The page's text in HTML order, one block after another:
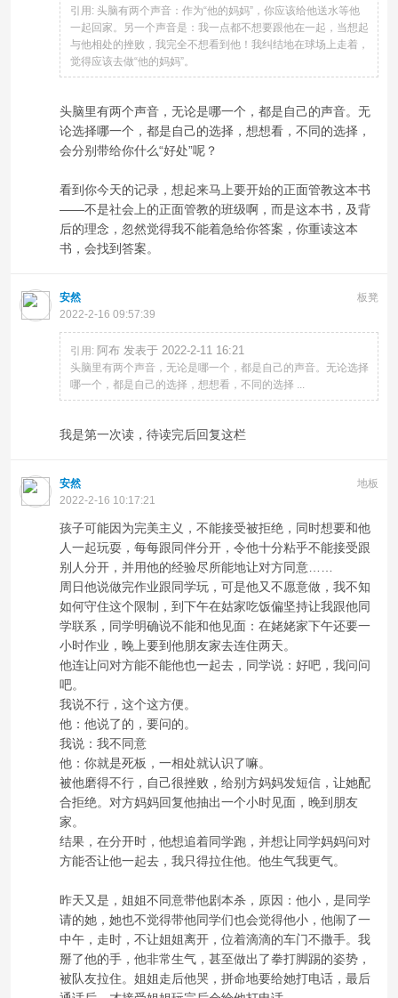
引用: 头脑有两个声音：作为“他的妈妈”，你应该给他送水等他
一起回家。另一个声音是：我一点都不想要跟他在一起，当想起
与他相处的挫败，我完全不想看到他！我纠结地在球场上走着，
觉得应该去做“他的妈妈”。
头脑里有两个声音，无论是哪一个，都是自己的声音。无
论选择哪一个，都是自己的选择，想想看，不同的选择，
会分别带给你什么“好处”呢？
看到你今天的记录，想起来马上要开始的正面管教这本书
——不是社会上的正面管教的班级啊，而是这本书，及背
后的理念，忽然觉得我不能着急给你答案，你重读这本
书，会找到答案。
板凳
安然
2022-2-16 09:57:39
引用: 阿布 发表于 2022-2-11 16:21
头脑里有两个声音，无论是哪一个，都是自己的声音。无论选择
哪一个，都是自己的选择，想想看，不同的选择 ...
我是第一次读，待读完后回复这栏
地板
安然
2022-2-16 10:17:21
孩子可能因为完美主义，不能接受被拒绝，同时想要和他
人一起玩耍，每每跟同伴分开，令他十分粘乎不能接受跟
别人分开，并用他的经验尽所能地让对方同意……
周日他说做完作业跟同学玩，可是他又不愿意做，我不知
如何守住这个限制，到下午在姑家吃饭偏坚持让我跟他同
学联系，同学明确说不能和他见面：在姥姥家下午还要一
小时作业，晚上要到他朋友家去连住两天。
他连让问对方能不能他也一起去，同学说：好吧，我问问
吧。
我说不行，这个这方便。
他：他说了的，要问的。
我说：我不同意
他：你就是死板，一相处就认识了嘛。
被他磨得不行，自己很挫败，给别方妈妈发短信，让她配
合拒绝。对方妈妈回复他抽出一个小时见面，晚到朋友
家。
结果，在分开时，他想追着同学跑，并想让同学妈妈问对
方能否让他一起去，我只得拉住他。他生气我更气。
昨天又是，姐姐不同意带他剧本杀，原因：他小，是同学
请的她，她也不觉得带他同学们也会觉得他小，他闹了一
中午，走时，不让姐姐离开，位着滴滴的车门不撒手。我
掰了他的手，他非常生气，甚至做出了拳打脚踢的姿势，
被队友拉住。姐姐走后他哭，拼命地要给她打电话，最后